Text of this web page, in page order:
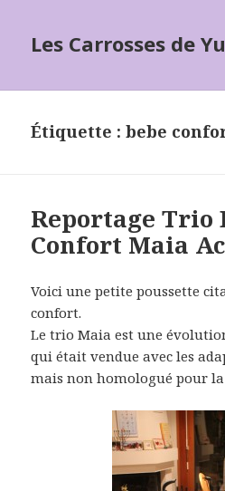
Les Carrosses de
Étiquette :bebe
Reportage Trio
Confort Maia
Voici une petite poussette
confort.
Le trio Maia est une
qui était vendue avec les
mais non homologué pour la